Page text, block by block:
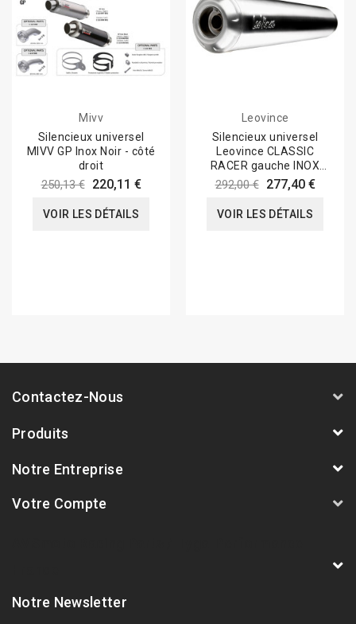
Mivv
Silencieux universel
MIVV GP Inox Noir - côté
droit
250,13 € 220,11 €
VOIR LES DÉTAILS
Leovince
Silencieux universel
Leovince CLASSIC
RACER gauche INOX
50mm
292,00 € 277,40 €
VOIR LES DÉTAILS
Contactez-Nous
Produits
Notre Entreprise
Votre Compte
Notre Newsletter